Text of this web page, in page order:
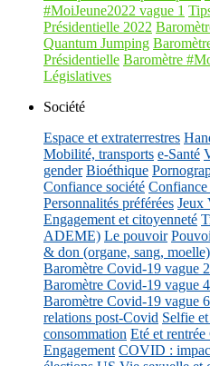
#MoiJeune2022 vague 1
Présidentielle 2022
Quantum Jumping
Présidentielle Baromètre
Législatives
Société
Espace et extraterrestres
Mobilité, transports e-Santé
gender Bioéthique
Confiance société
Personnalités préférées Jeux
Engagement et citoyenneté
ADEME) Le pouvoir
& don (organe, sang, moelle)
Baromètre Covid-19 vague 2
Baromètre Covid-19 vague 4
Baromètre Covid-19 vague 6
relations post-Covid Selfie
consommation Eté et
Engagement COVID :